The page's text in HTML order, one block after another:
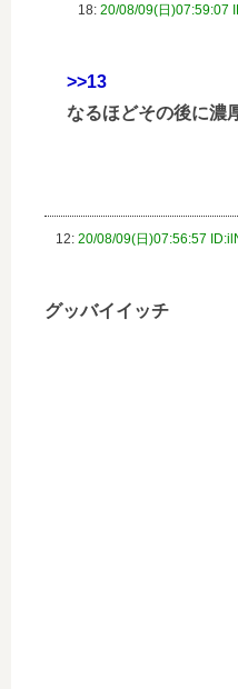
18: 20/08/09(日)07:59:07
>>13
なるほどその後に濃
12: 20/08/09(日)07:56:57
グッバイイッチ